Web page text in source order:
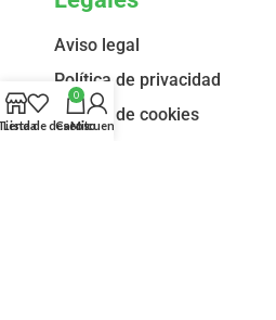
Aviso legal
Política de privacidad
Política de cookies
Lista de deseos
0
Carrito
Mi cuenta